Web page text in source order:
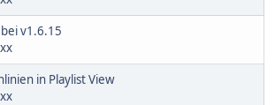
v1.6.15
in Playlist View